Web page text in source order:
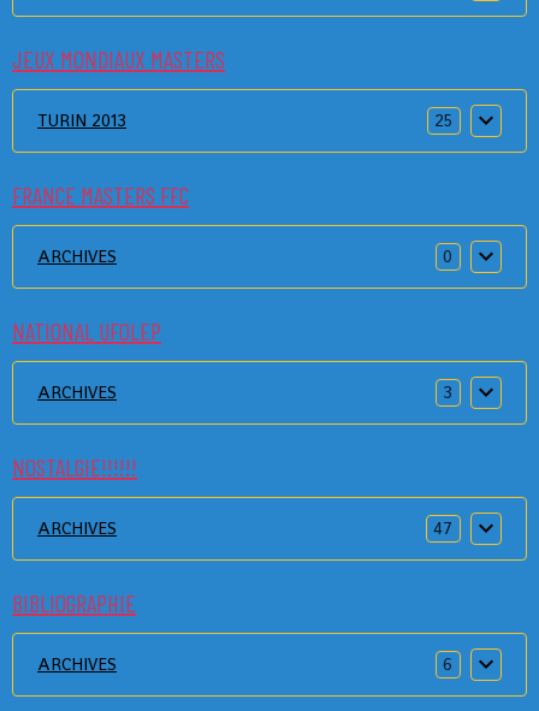
JEUX MONDIAUX MASTERS
TURIN 2013 25
FRANCE MASTERS FFC
ARCHIVES 0
NATIONAL UFOLEP
ARCHIVES 3
NOSTALGIE!!!!!!
ARCHIVES 47
BIBLIOGRAPHIE
ARCHIVES 6